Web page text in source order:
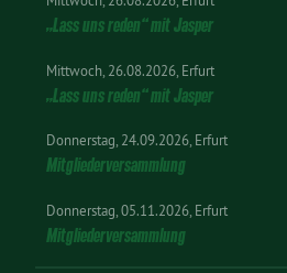
„Lass uns reden“ mit Jasper
Mittwoch 26.08.2026 Erfurt
„Lass uns reden“ mit Jasper
Donnerstag 24.09.2026 Erfurt
Mitgliederversammlung
Donnerstag 05.11.2026 Erfurt
Mitgliederversammlung